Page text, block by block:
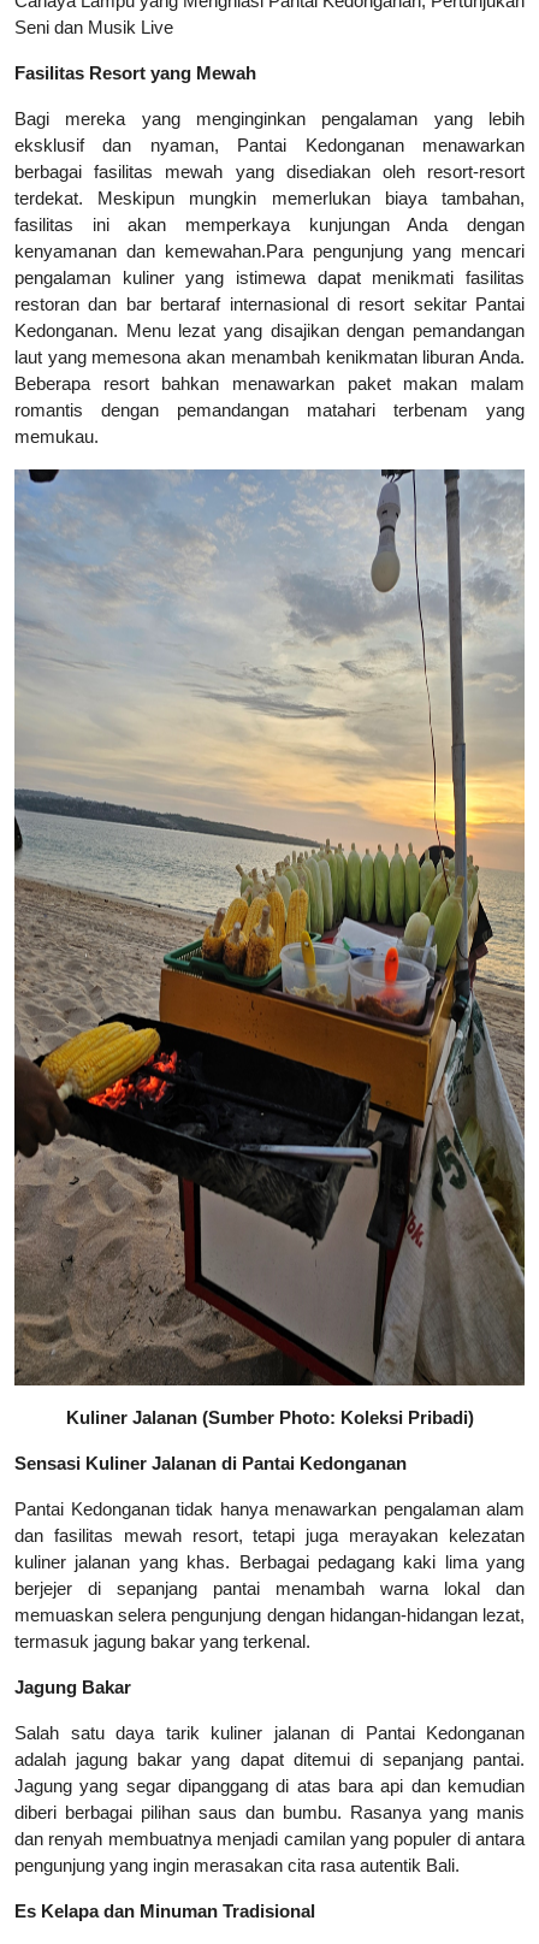
Seni dan Musik Live
Fasilitas Resort yang Mewah
Bagi mereka yang menginginkan pengalaman yang lebih
eksklusif dan nyaman, Pantai Kedonganan menawarkan
berbagai fasilitas mewah yang disediakan oleh resort-resort
terdekat. Meskipun mungkin memerlukan biaya tambahan,
fasilitas ini akan memperkaya kunjungan Anda dengan
kenyamanan dan kemewahan.Para pengunjung yang mencari
pengalaman kuliner yang istimewa dapat menikmati fasilitas
restoran dan bar bertaraf internasional di resort sekitar Pantai
Kedonganan. Menu lezat yang disajikan dengan pemandangan
laut yang memesona akan menambah kenikmatan liburan Anda.
Beberapa resort bahkan menawarkan paket makan malam
romantis dengan pemandangan matahari terbenam yang
memukau.
Kuliner Jalanan (Sumber Photo: Koleksi Pribadi)
Sensasi Kuliner Jalanan di Pantai Kedonganan
Pantai Kedonganan tidak hanya menawarkan pengalaman alam
dan fasilitas mewah resort, tetapi juga merayakan kelezatan
kuliner jalanan yang khas. Berbagai pedagang kaki lima yang
berjejer di sepanjang pantai menambah warna lokal dan
memuaskan selera pengunjung dengan hidangan-hidangan lezat,
termasuk jagung bakar yang terkenal.
Jagung Bakar
Salah satu daya tarik kuliner jalanan di Pantai Kedonganan
adalah jagung bakar yang dapat ditemui di sepanjang pantai.
Jagung yang segar dipanggang di atas bara api dan kemudian
diberi berbagai pilihan saus dan bumbu. Rasanya yang manis
dan renyah membuatnya menjadi camilan yang populer di antara
pengunjung yang ingin merasakan cita rasa autentik Bali.
Es Kelapa dan Minuman Tradisional